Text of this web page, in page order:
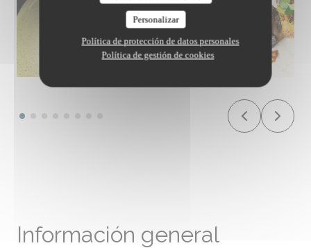
Personalizar
Política de protección de datos personales
Política de gestión de cookies
Información general